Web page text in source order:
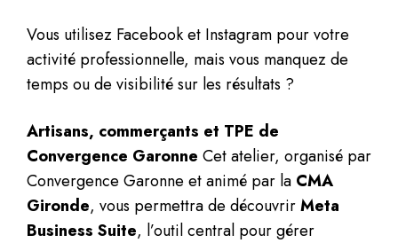
Vous utilisez Facebook et Instagram pour votre
activité professionnelle, mais vous manquez de
temps ou de visibilité sur les résultats ?
Artisans, commerçants et TPE de
Convergence Garonne Cet atelier, organisé par
Convergence Garonne et animé par la CMA
Gironde, vous permettra de découvrirMeta
Business Suite, l’outil central pour gérer